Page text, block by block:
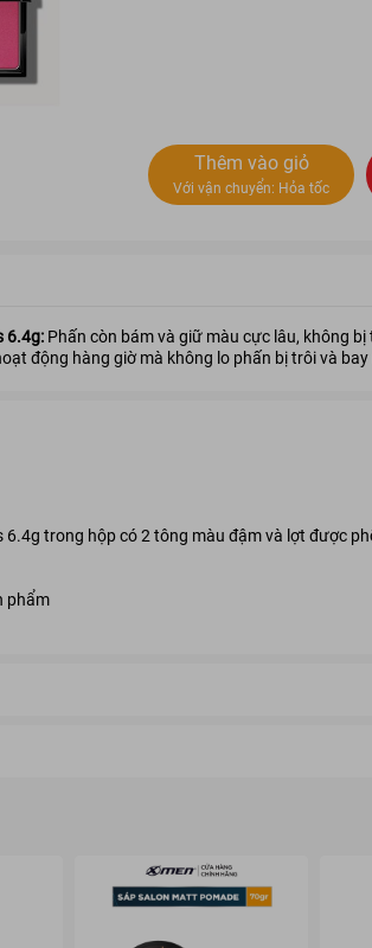
Thêm vào giỏ
Với vận chuyển: Hỏa tốc
6.4g:Phấn còn bám và giữ màu cực lâu, không
động hàng giờ mà không lo phấn bị trôi và bay
6.4g trong hộp có 2 tông màu đậm và lợt được
phẩm